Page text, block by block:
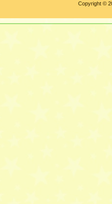
Copyright ©